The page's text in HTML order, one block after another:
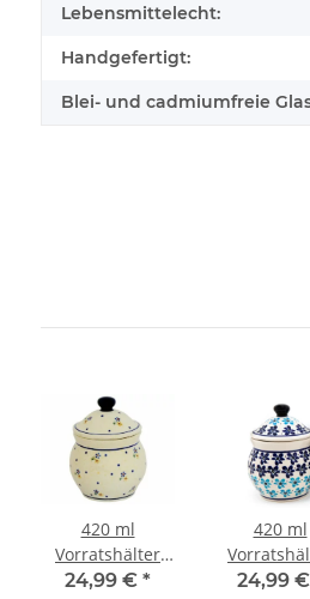
Lebensmittelecht:
Handgefertigt:
Blei- und cadmiumfreie
420 ml
Vorratshälter
mit Deckel Ø12,1
24,99 € *
420 ml
mit Deckel
24,99 €